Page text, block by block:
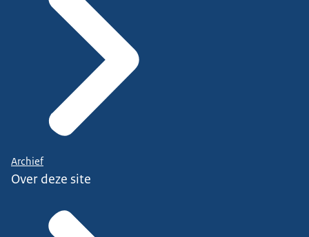
Archief
Over deze site